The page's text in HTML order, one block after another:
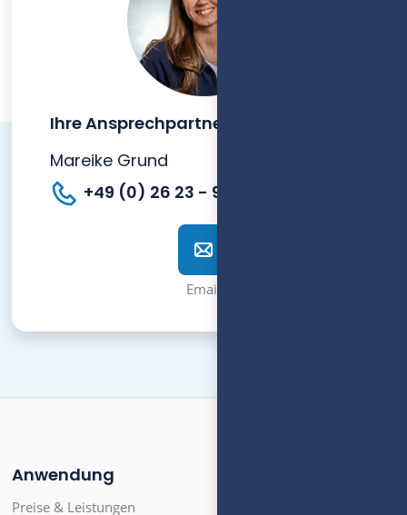
Ihre Ansprechpartnerin für alle Fragen
Mareike Grund
+49 (0) 26 23 - 987 977
Email
Anwendung
Preise & Leistungen